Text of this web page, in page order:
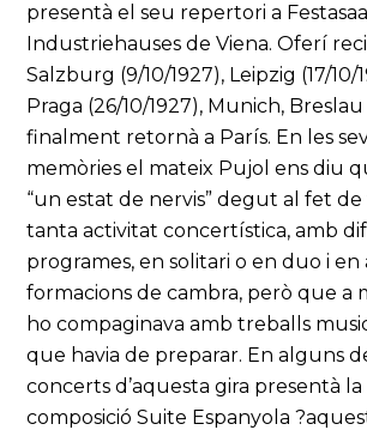
presentà el seu repertori a
Industriehauses de Viena. Oferí
Salzburg (9/10/1927), Leipzig (17/10/
Praga (26/10/1927), Munich, Breslau
finalment retornà a París. En les
memòries el mateix Pujol ens diu
“un estat de nervis” degut al fet
tanta activitat concertística, amb
programes, en solitari o en duo i en
formacions de cambra, però que a
ho compaginava amb treballs
que havia de preparar. En alguns
concerts d’aquesta gira presentà la
composició Suite Espanyola